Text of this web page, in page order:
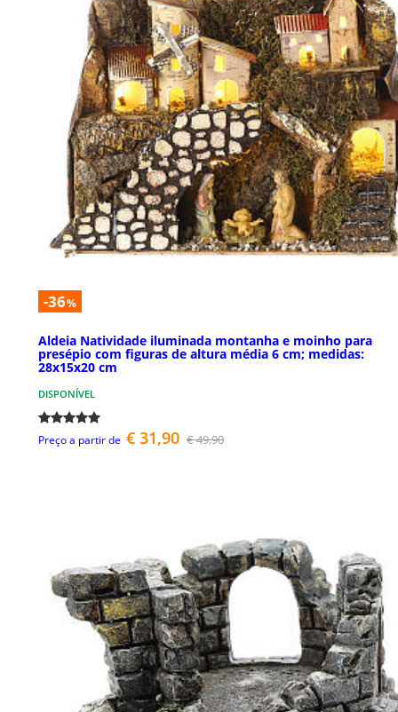
-36%
Aldeia Natividade iluminada montanha e moinho para
presépio com figuras de altura média 6 cm; medidas:
28x15x20 cm
DISPONÍVEL
Preço a partir de € 31,90 € 49,90